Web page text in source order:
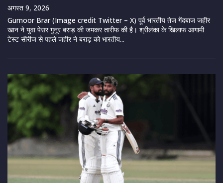
अगस्त 9, 2026
Gurnoor Brar (Image credit Twitter – X) पूर्व भारतीय तेज गेंदबाज जहीर
खान ने युवा पेसर गुनूर बराड़ की जमकर तारीफ की है। श्रीलंका के खिलाफ आगामी
टेस्ट सीरीज से पहले जहीर ने बराड़ को भारतीय...